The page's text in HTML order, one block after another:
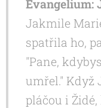
Evangelium:
Jakmile
spatřila ho,
"Pane,
umřel." Když
pláčou i